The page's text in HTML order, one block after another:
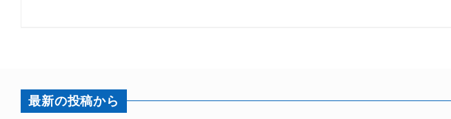
最新の投稿から